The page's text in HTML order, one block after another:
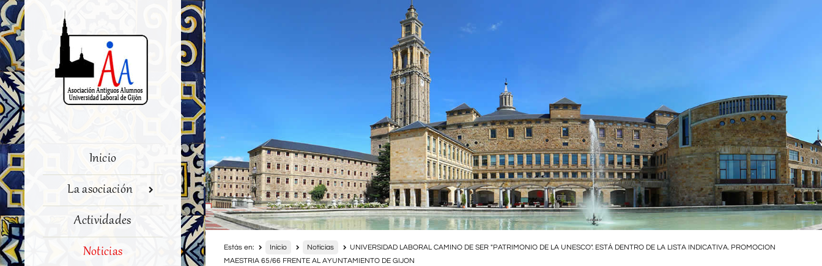
Inicio
La asociación
Actividades
Noticias Estás en: Inicio Noticias
UNIVERSIDAD LABORAL CAMINO DE SER "PATRIMONIO DE LA UNESCO". ESTÁ DENTRO DE LA LISTA INDICATIVA. PROMOCION
MAESTRIA 65/66 FRENTE AL AYUNTAMIENTO DE GIJON